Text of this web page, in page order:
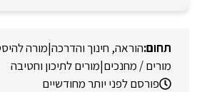
הוראה, חינוך והדרכה|מורה
מורים / מחנכים|מורים לתיכון וחטיבה
פורסם לפני יותר מחודשיים